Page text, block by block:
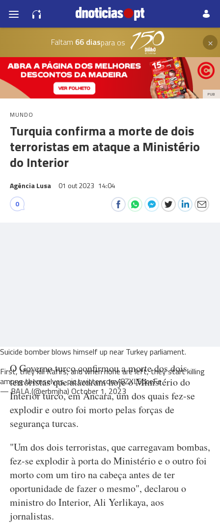
Faltam 66 diaspara os ×
PUB
MUNDO
Turquia confirma a morte de dois
terroristas em ataque a Ministério
do Interior
Agência Lusa 01 out 2023 14:04
0
Suicide bomber blows himself up near Turkey parliament.
First, they kill Kafirs, and when none are left, they start killing
among themselves.pic.twitter.com/8ZXL5dceFe
— BALA (@erbmjha) October 1, 2023
O Governo turco confirmou a morte dos dois
terroristas que atacaram hoje o Ministério do
Interior turco, em Ancara, um dos quais fez-se
explodir e outro foi morto pelas forças de
segurança turcas.
"Um dos dois terroristas, que carregavam bombas,
fez-se explodir à porta do Ministério e o outro foi
morto com um tiro na cabeça antes de ter
oportunidade de fazer o mesmo", declarou o
ministro do Interior, Ali Yerlikaya, aos
jornalistas.